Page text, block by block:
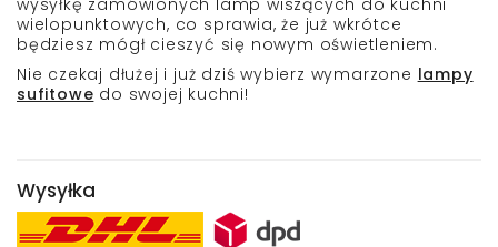
wysyłkę zamówionych lamp wiszących do kuchni
wielopunktowych, co sprawia, że już wkrótce
będziesz mógł cieszyć się nowym oświetleniem.
Nie czekaj dłużej i już dziś wybierz wymarzone lampy
sufitowe do swojej kuchni!
Wysyłka